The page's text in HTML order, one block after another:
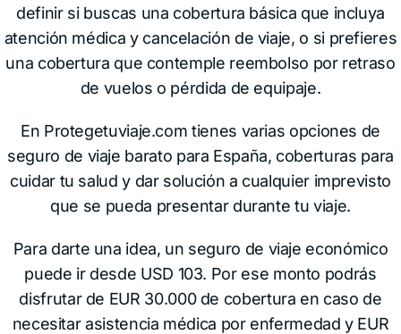
definir si buscas una cobertura básica que incluya
atención médica y cancelación de viaje, o si prefieres
una cobertura que contemple reembolso por retraso
de vuelos o pérdida de equipaje.
En Protegetuviaje.com tienes varias opciones de
seguro de viaje barato para España, coberturas para
cuidar tu salud y dar solución a cualquier imprevisto
que se pueda presentar durante tu viaje.
Para darte una idea, un seguro de viaje económico
puede ir desde USD 103. Por ese monto podrás
disfrutar de EUR 30.000 de cobertura en caso de
necesitar asistencia médica por enfermedad y EUR